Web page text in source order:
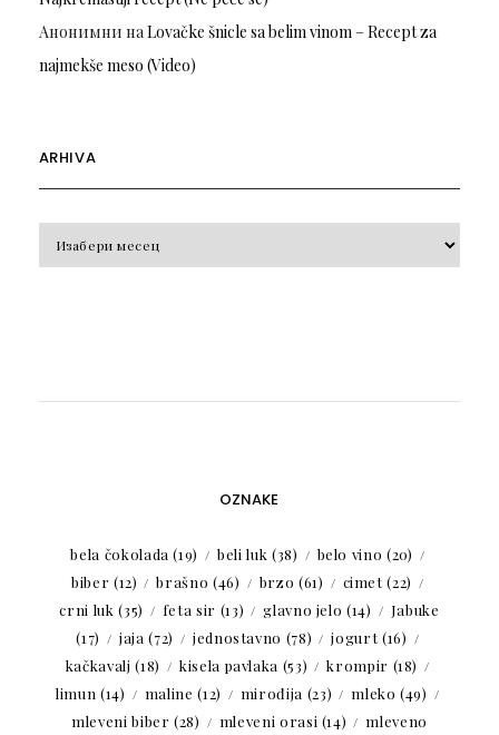
Анонимни наLovačke šnicle sa belim vinom – Recept za
najmekše meso (Video)
ARHIVA
OZNAKE
bela čokolada (19) beli luk (38) belo vino (20)
biber (12) brašno (46) brzo (61) cimet(22)
crni luk (35) feta sir (13) glavno jelo (14)
Jabuke
(17)
jaja (72) jednostavno (78) jogurt(16)
kačkavalj (18) kisela pavlaka (53) krompir (18)
limun (14) maline (12) mirođija (23) mleko (49)
mleveni biber (28) mleveni orasi (14) mleveno